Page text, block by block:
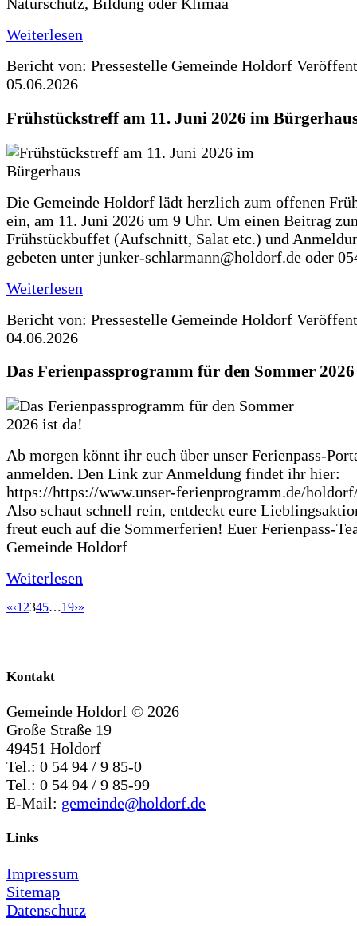
Weiterlesen
Bericht von: Pressestelle Gemeinde Holdorf
05.06.2026
Frühstückstreff am 11. Juni 2026 im
Die Gemeinde Holdorf lädt herzlich zum offenen
ein, am 11. Juni 2026 um 9 Uhr. Um einen Beitrag
Frühstückbuffet (Aufschnitt, Salat etc.) und
gebeten unter junker-schlarmann@holdorf.de oder
Weiterlesen
Bericht von: Pressestelle Gemeinde Holdorf
04.06.2026
Das Ferienpassprogramm für den Sommer
Ab morgen könnt ihr euch über unser Ferienpass-
anmelden. Den Link zur Anmeldung findet ihr hier:
https://https://www.unser-ferienprogramm.de/
Also schaut schnell rein, entdeckt eure
freut euch auf die Sommerferien! Euer Ferienpass-
Gemeinde Holdorf
Weiterlesen
«‹1 2345…19›»
Kontakt
Gemeinde Holdorf © 2026
Große Straße 19
49451 Holdorf
Tel.: 0 54 94 / 9 85-0
Tel.: 0 54 94 / 9 85-99
E-Mail: gemeinde@holdorf.de
Links
Impressum
Sitemap
Datenschutz